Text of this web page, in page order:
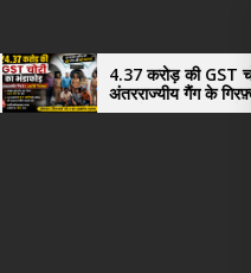
4.37 करोड़ की GST चोरी का भंडाफोड़,
अंतरराज्यीय गैंग के गिरफ़्तार तीनो आरोपी
नगर के, साइबर ठगी छोड़ अपनाया नया तरी